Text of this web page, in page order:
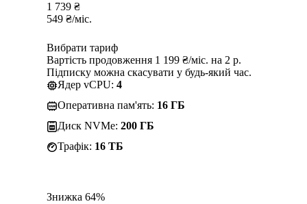
1 739 ₴
549 ₴/міс.
Вибрати тариф
Вартість продовження 1 199 ₴/міс. на 2 р.
Підписку можна скасувати у будь-який час.
Ядер vCPU: 4
Оперативна пам'ять: 16 ГБ
Диск NVMe: 200 ГБ
Трафік: 16 TБ
Знижка 64%